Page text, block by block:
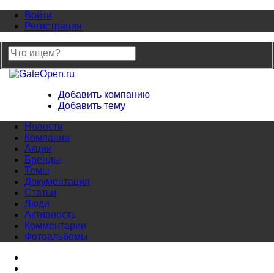
Войти
Регистрация
Добавить компанию
Добавить тему
Новости
Компании
Акции
Бренды
Темы
Документация
Статьи
Люди
Активность
Комментарии
Фотоальбомы